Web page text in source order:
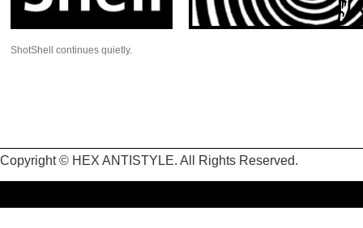
ShotShell continues quietly.
Copyright © HEX ANTISTYLE. All Rights Reserved.